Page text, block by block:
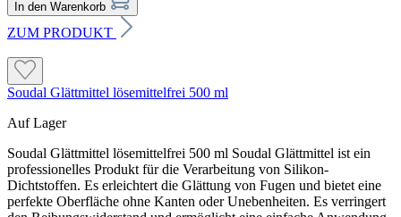
In den Warenkorb
ZUM PRODUKT
Soudal Glättmittel lösemittelfrei 500 ml
Auf Lager
Soudal Glättmittel lösemittelfrei 500 ml Soudal Glättmittel ist ein
professionelles Produkt für die Verarbeitung von Silikon-
Dichtstoffen. Es erleichtert die Glättung von Fugen und bietet eine
perfekte Oberfläche ohne Kanten oder Unebenheiten. Es verringert